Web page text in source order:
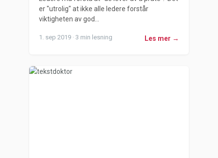
er "utrolig" at ikke alle ledere forstår
viktigheten av god...
1. sep 2019 · 3 min lesning Les mer →